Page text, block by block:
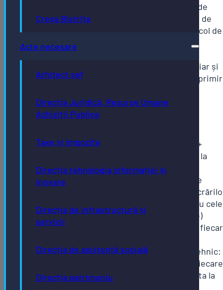
Creșa Bistrița
Acte necesare
Arhitect șef
Direcția Juridică, Resurse Umane
Achiziții Publice
Taxe și impozite
Direcția tehnologia informației și
inovare
Direcția de infrastructură și
servicii
Direcția de asistență socială
Direcția patrimoniu
judecătorească; Sentință de
divizare/fuziune și proiect de
divizare / Fuziune și protocol de
predare primire cu anexe
Contract de leasing financiar și
proces verbal de predare/
Clădiri nou construite
Autorizație de construire +
proces-verbal de recepție la
terminarea lucrărilor
După caz, proces-verbal de
recepție privind stadiul
Declarație notarială (pentru cele
construite fără autorizație)
Schiță construcție pentru
Memoriu justificativ sau tehnic:
cu suprafețele clădirii pe fiecare
nivel si suprafața construita la